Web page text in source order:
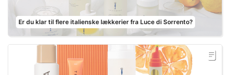
Er du klar til flere italienske lækkerier fra Luce di Sorrento?